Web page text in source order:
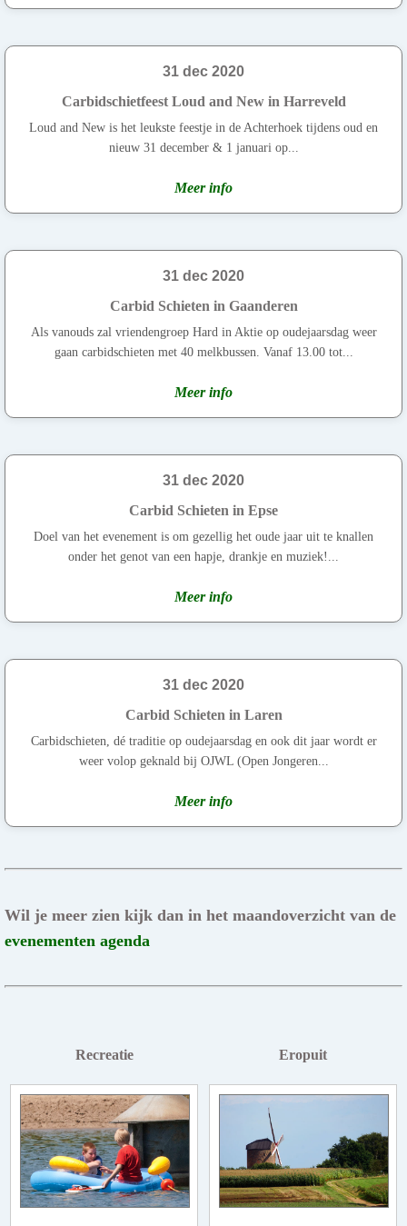
31 dec 2020
Carbidschietfeest Loud and New in Harreveld
Loud and New is het leukste feestje in de Achterhoek tijdens oud en
nieuw 31 december & 1 januari op...
Meer info
31 dec 2020
Carbid Schieten in Gaanderen
Als vanouds zal vriendengroep Hard in Aktie op oudejaarsdag weer
gaan carbidschieten met 40 melkbussen. Vanaf 13.00 tot...
Meer info
31 dec 2020
Carbid Schieten in Epse
Doel van het evenement is om gezellig het oude jaar uit te knallen
onder het genot van een hapje, drankje en muziek!...
Meer info
31 dec 2020
Carbid Schieten in Laren
Carbidschieten, dé traditie op oudejaarsdag en ook dit jaar wordt er
weer volop geknald bij OJWL (Open Jongeren...
Meer info
Wil je meer zien kijk dan in het maandoverzicht van de
evenementen agenda
Recreatie Eropuit